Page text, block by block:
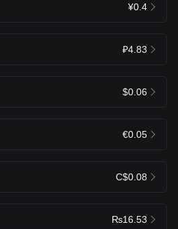
¥0.4
₽4.83
$0.06
€0.05
C$0.08
₨16.53